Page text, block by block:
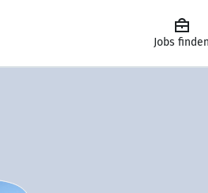
Jobs finden